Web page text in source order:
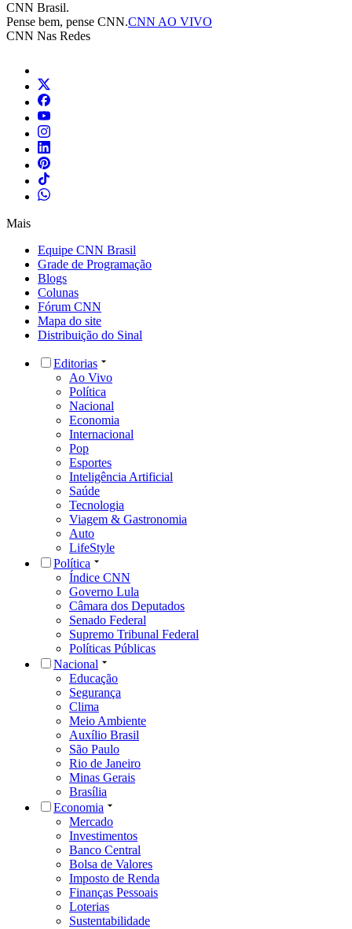
CNN Brasil.
Pense bem, pense CNN.CNN AO VIVO
CNN Nas Redes
Mais
Equipe CNN Brasil
Grade de Programação
Blogs
Colunas
Fórum CNN
Mapa do site
Distribuição do Sinal
Editorias
Ao Vivo
Política
Nacional
Economia
Internacional
Pop
Esportes
Inteligência Artificial
Saúde
Tecnologia
Viagem & Gastronomia
Auto
LifeStyle
Política
Índice CNN
Governo Lula
Câmara dos Deputados
Senado Federal
Supremo Tribunal Federal
Políticas Públicas
Nacional
Educação
Segurança
Clima
Meio Ambiente
Auxílio Brasil
São Paulo
Rio de Janeiro
Minas Gerais
Brasília
Economia
Mercado
Investimentos
Banco Central
Bolsa de Valores
Imposto de Renda
Finanças Pessoais
Loterias
Sustentabilidade